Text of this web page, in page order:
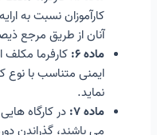
کارآموزان نسبت به
آنان از طریق مرجع
ماده ۶:
کارفرما
ایمنی متناسب با نوع
نماید.
ماده ۷:
در کارگاه
می باشند، گذراندن